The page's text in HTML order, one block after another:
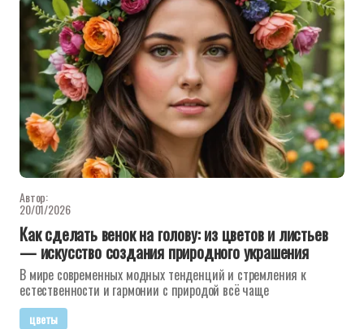
Автор:
20/01/2026
Как сделать венок на голову: из цветов и листьев
— искусство создания природного украшения
В мире современных модных тенденций и стремления к
естественности и гармонии с природой всё чаще
цветы